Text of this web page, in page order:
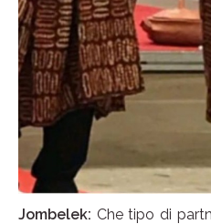
Jombelek: Che tipo di